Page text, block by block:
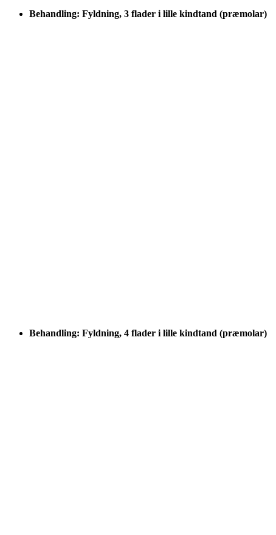
Behandling: Fyldning, 3 flader i lille kindtand (præmolar)
Behandling: Fyldning, 4 flader i lille kindtand (præmolar)